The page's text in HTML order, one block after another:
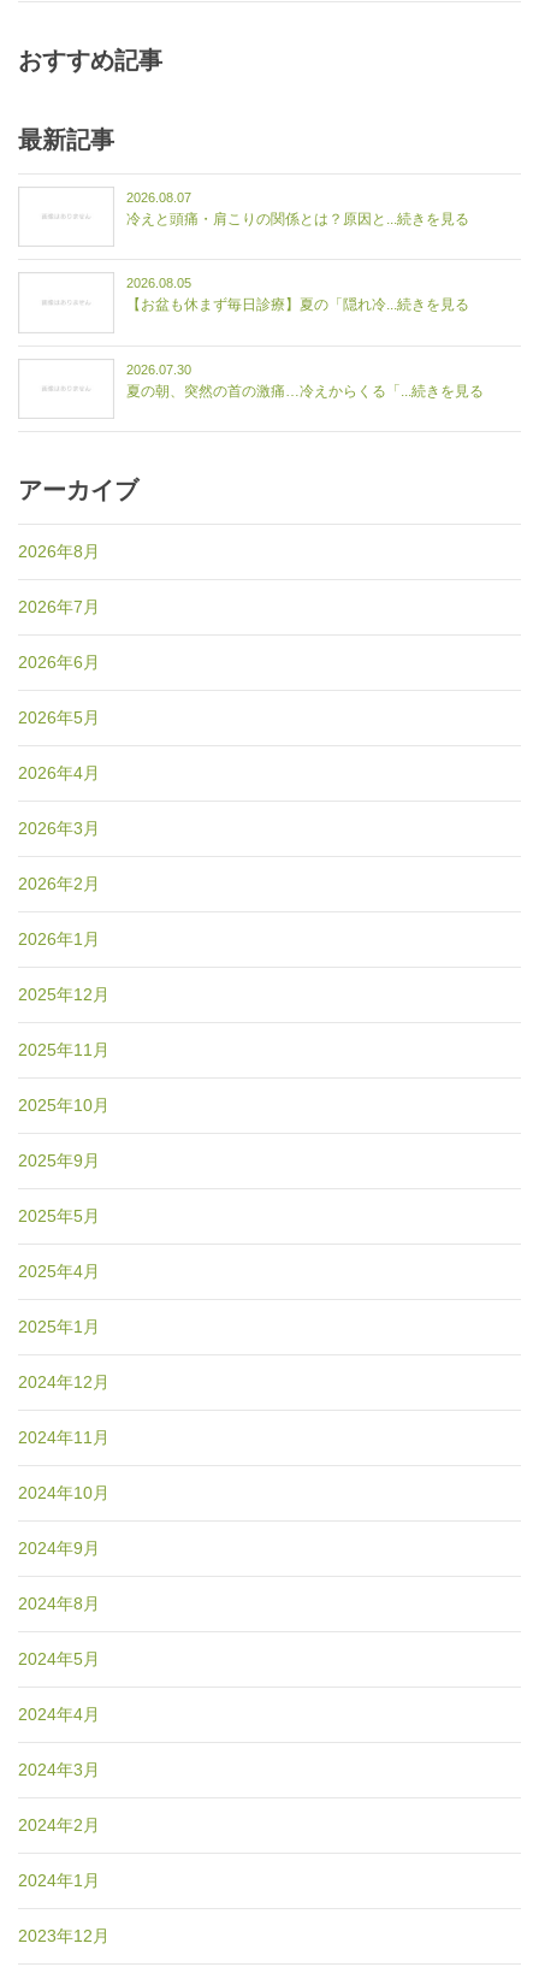
おすすめ記事
最新記事
2026.08.07
冷えと頭痛・肩こりの関係とは？原因と...続きを見る
2026.08.05
【お盆も休まず毎日診療】夏の「隠れ冷...続きを見る
2026.07.30
夏の朝、突然の首の激痛…冷えからくる「...続きを見る
アーカイブ
2026年8月
2026年7月
2026年6月
2026年5月
2026年4月
2026年3月
2026年2月
2026年1月
2025年12月
2025年11月
2025年10月
2025年9月
2025年5月
2025年4月
2025年1月
2024年12月
2024年11月
2024年10月
2024年9月
2024年8月
2024年5月
2024年4月
2024年3月
2024年2月
2024年1月
2023年12月